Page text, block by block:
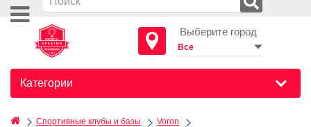
Выберите город
Категории
Спортивные клубы и базы Voron